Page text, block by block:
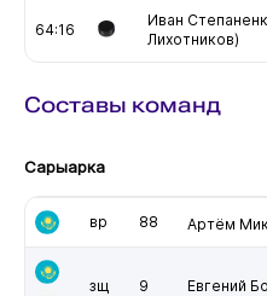
64:16
Иван
Лихотников)
Составы команд
Сарыарка
вр 88 Артём
зщ 9 Евгений